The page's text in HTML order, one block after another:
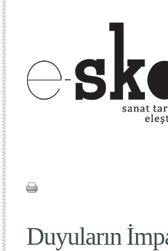
Duyuların